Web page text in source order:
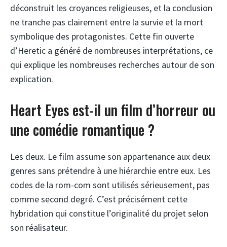
déconstruit les croyances religieuses, et la conclusion
ne tranche pas clairement entre la survie et la mort
symbolique des protagonistes. Cette fin ouverte
d’Heretic a généré de nombreuses interprétations, ce
qui explique les nombreuses recherches autour de son
explication.
Heart Eyes est-il un film d’horreur ou
une comédie romantique ?
Les deux. Le film assume son appartenance aux deux
genres sans prétendre à une hiérarchie entre eux. Les
codes de la rom-com sont utilisés sérieusement, pas
comme second degré. C’est précisément cette
hybridation qui constitue l’originalité du projet selon
son réalisateur.